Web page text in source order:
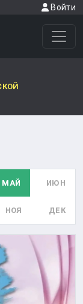
Войти
МАЙ ИЮН
НОЯ ДЕК